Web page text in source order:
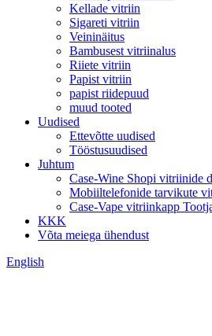
Kellade vitriin
Sigareti vitriin
Veininäitus
Bambusest vitriinalus
Riiete vitriin
Papist vitriin
papist riidepuud
muud tooted
Uudised
Ettevõtte uudised
Tööstusuudised
Juhtum
Case-Wine Shopi vitriinide
Mobiiltelefonide tarvikute
Case-Vape vitriinkapp
KKK
Võta meiega ühendust
English